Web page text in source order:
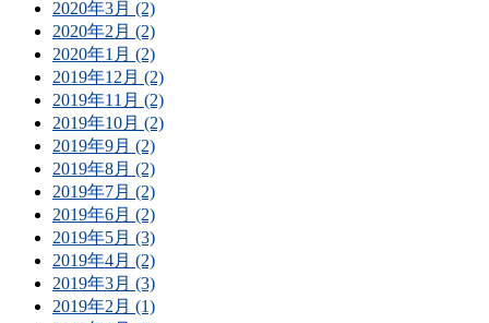
2020年3月 (2)
2020年2月 (2)
2020年1月 (2)
2019年12月 (2)
2019年11月 (2)
2019年10月 (2)
2019年9月 (2)
2019年8月 (2)
2019年7月 (2)
2019年6月 (2)
2019年5月 (3)
2019年4月 (2)
2019年3月 (3)
2019年2月 (1)